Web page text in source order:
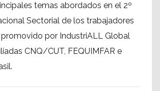
temas abordados en el 2º
Sectorial de los trabajadores
promovido por IndustriALL Global
CNQ/CUT, FEQUIMFAR e